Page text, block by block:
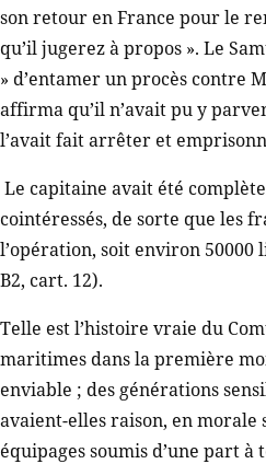
son retour en France pour le
qu’il jugerez à propos ». Le
» d’entamer un procès contre
affirma qu’il n’avait pu y
l’avait fait arrêter et
Le capitaine avait été
cointéressés, de sorte que les
l’opération, soit environ
B2, cart. 12).
Telle est l’histoire vraie du
maritimes dans la première
enviable ; des générations
avaient-elles raison, en morale
équipages soumis d’une part